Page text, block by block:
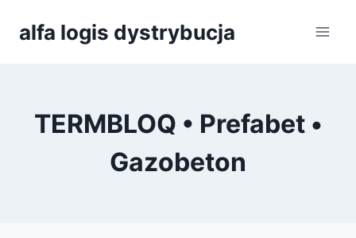
alfa logis dystrybucja
TERMBLOQ • Prefabet •
Gazobeton